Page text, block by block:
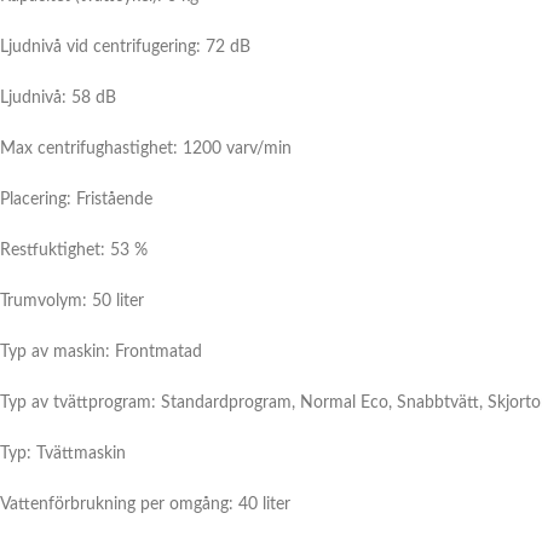
Ljudnivå vid centrifugering: 72 dB
Ljudnivå: 58 dB
Max centrifughastighet: 1200 varv/min
Placering: Fristående
Restfuktighet: 53 %
Trumvolym: 50 liter
Typ av maskin: Frontmatad
Typ av tvättprogram: Standardprogram, Normal Eco, Snabbtvätt,
Typ: Tvättmaskin
Vattenförbrukning per omgång: 40 liter